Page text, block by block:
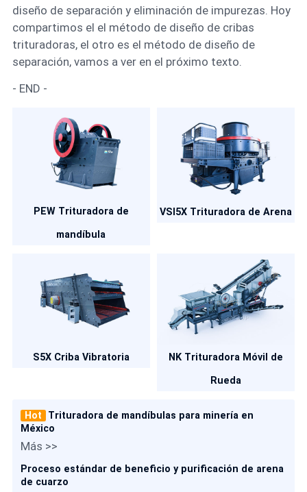
diseño de separación y eliminación de impurezas. Hoy
compartimos el el método de diseño de cribas
trituradoras, el otro es el método de diseño de
separación, vamos a ver en el próximo texto.
- END -
PEW Trituradora de
mandíbula
VSI5X Trituradora de Arena
S5X Criba Vibratoria
NK Trituradora Móvil de
Rueda
Hot
Trituradora de mandíbulas para minería en
México
Más >>
Proceso estándar de beneficio y purificación de arena
de cuarzo